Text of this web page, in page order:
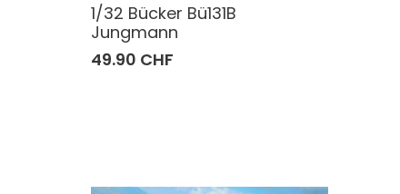
1/32 Bücker Bü131B
Jungmann
49.90 CHF